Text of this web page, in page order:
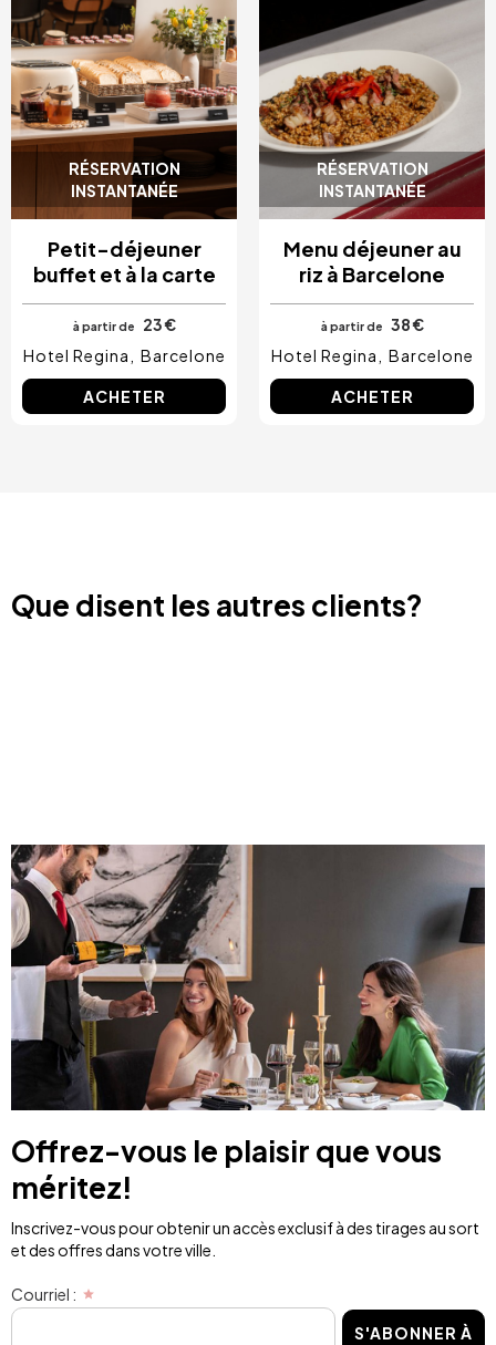
RÉSERVATION
INSTANTANÉE
Petit-déjeuner
buffet et à la carte
à partir de
23 €
Hotel Regina
Barcelone
ACHETER
RÉSERVATION
INSTANTANÉE
Menu déjeuner au
riz à Barcelone
à partir de
38 €
Hotel Regina
Barcelone
ACHETER
Que disent les autres clients?
Offrez-vous le plaisir que vous
méritez!
Inscrivez-vous pour obtenir un accès exclusif à des tirages au sort
et des offres dans votre ville.
Courriel :
S'ABONNER À